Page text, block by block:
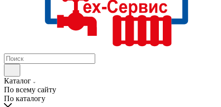
Каталог
По всему сайту
По каталогу